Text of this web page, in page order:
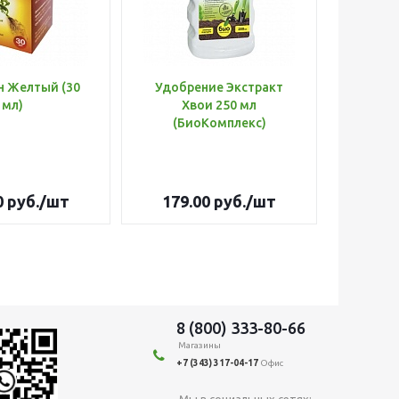
Желтый (30
мл)
руб./шт
Удобрение Экстракт
Хвои 250 мл
(БиоКомплекс)
179.00 руб./шт
8 (800) 333-80-66
Магазины
+7 (343) 317-04-17 Офис